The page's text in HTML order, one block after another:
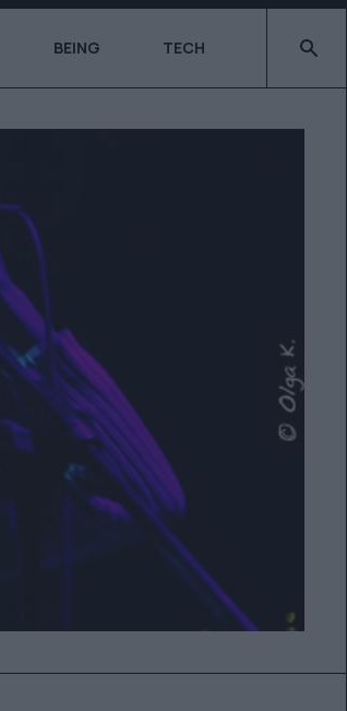
BEING TECH Type